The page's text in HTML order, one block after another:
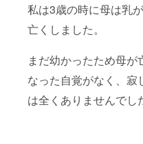
私は3歳の時に母は乳
亡くしました。
まだ幼かったため母が
なった自覚がなく、寂
は全くありませんでし